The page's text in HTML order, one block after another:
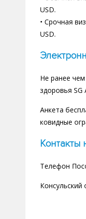
USD.
• Срочная
USD.
Не ранее
здоровья SG
Анкета
ковидные
Контакты
Телефон
Консульский